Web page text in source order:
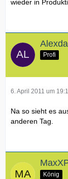
wieder in
Profi
6. April 2011 um
Na so sieht es
anderen Tag.
König